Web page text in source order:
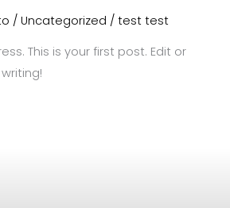
/ Uncategorized / test test
This is your first post. Edit or